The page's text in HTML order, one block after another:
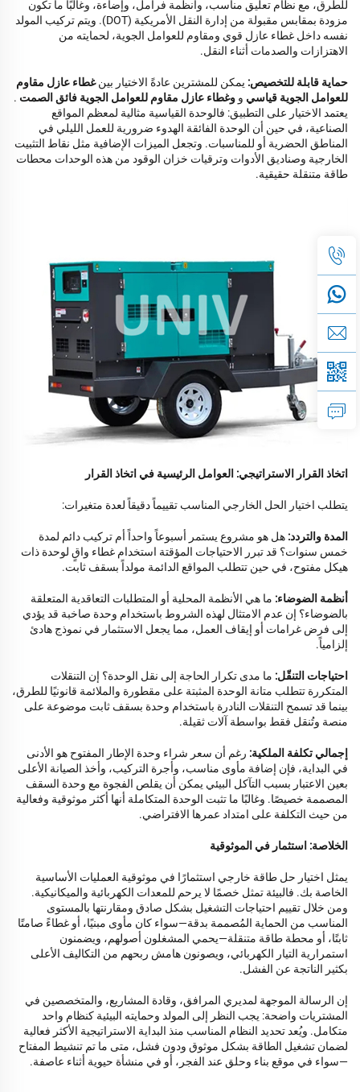
للطرق، مع نظام تعليق مناسب، وأنظمة فرامل، وإضاءة، وغالبًا ما تكون
مزودة بمقابس مقبولة من إدارة النقل الأمريكية (DOT). ويتم تركيب المولد
نفسه داخل غطاء عازل قوي ومقاوم للعوامل الجوية، لحمايته من
الاهتزازات والصدمات أثناء النقل.
حماية قابلة للتخصيص: يمكن للمشترين عادةً الاختيار بينغطاء عازل مقاوم
للعوامل الجوية قياسي و وغطاء عازل مقاوم للعوامل الجوية فائق الصمت .
يعتمد الاختيار على التطبيق: فالوحدة القياسية مثالية لمعظم المواقع
الصناعية، في حين أن الوحدة الفائقة الهدوء ضرورية للعمل الليلي في
المناطق الحضرية أو للمناسبات. وتجعل الميزات الإضافية مثل نقاط التثبيت
الخارجية وصناديق الأدوات وترقيات خزان الوقود من هذه الوحدات محطات
طاقة متنقلة حقيقية.
اتخاذ القرار الاستراتيجي: العوامل الرئيسية في اتخاذ القرار
يتطلب اختيار الحل الخارجي المناسب تقييماً دقيقاً لعدة متغيرات:
المدة والتردد: هل هو مشروع يستمر أسبوعاً واحداً أم تركيب دائم لمدة
خمس سنوات؟ قد تبرر الاحتياجات المؤقتة استخدام غطاء واقٍ لوحدة ذات
هيكل مفتوح، في حين تتطلب المواقع الدائمة مولداً بسقف ثابت.
أنظمة الضوضاء: ما هي الأنظمة المحلية أو المتطلبات التعاقدية المتعلقة
بالضوضاء؟ إن عدم الامتثال لهذه الشروط باستخدام وحدة صاخبة قد يؤدي
إلى فرض غرامات أو إيقاف العمل، مما يجعل الاستثمار في نموذج هادئ
إلزامياً.
احتياجات التنقّل: ما مدى تكرار الحاجة إلى نقل الوحدة؟ إن التنقلات
المتكررة تتطلب متانة الوحدة المثبتة على مقطورة والملائمة قانونيًا للطرق،
بينما قد تسمح التنقلات النادرة باستخدام وحدة بسقف ثابت موضوعة على
منصة وتُنقل فقط بواسطة آلات ثقيلة.
إجمالي تكلفة الملكية: رغم أن سعر شراء وحدة الإطار المفتوح هو الأدنى
في البداية، فإن إضافة مأوى مناسب، وأجرة التركيب، وأخذ الصيانة الأعلى
بعين الاعتبار بسبب التآكل البيئي يمكن أن يقلص الفجوة مع وحدة السقف
المصممة خصيصًا. وغالبًا ما تثبت الوحدة المتكاملة أنها أكثر موثوقية وفعالية
من حيث التكلفة على امتداد عمرها الافتراضي.
الخلاصة: استثمار في الموثوقية
يمثل اختيار حل طاقة خارجي استثمارًا في موثوقية العمليات الأساسية
الخاصة بك. فالبيئة تمثل خصمًا لا يرحم للمعدات الكهربائية والميكانيكية.
ومن خلال تقييم احتياجات التشغيل بشكل صادق ومقارنتها بالمستوى
المناسب من الحماية المُصممة بدقة—سواء كان مأوى مبنيًا، أو غطاءً صامتًا
ثابتًا، أو محطة طاقة متنقلة—يحمي المشغلون أصولهم، ويضمنون
استمرارية التيار الكهربائي، ويصونون هامش ربحهم من التكاليف الأعلى
بكثير الناتجة عن الفشل.
إن الرسالة الموجهة لمديري المرافق، وقادة المشاريع، والمتخصصين في
المشتريات واضحة: يجب النظر إلى المولد وحمايته البيئية كنظام واحد
متكامل. ويُعد تحديد النظام المناسب منذ البداية الاستراتيجية الأكثر فعالية
لضمان تشغيل الطاقة بشكل موثوق ودون فشل، متى ما تم تنشيط المفتاح
—سواء في موقع بناء وحلق عند الفجر، أو في منشأة حيوية أثناء عاصفة.